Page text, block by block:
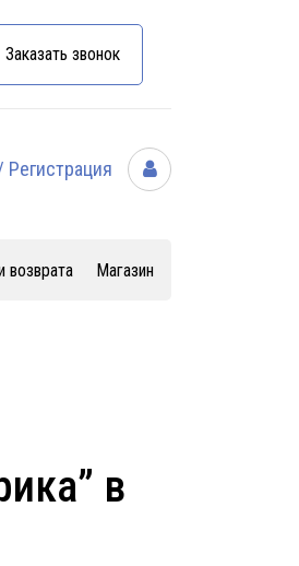
Заказать звонок
Регистрация
возврата Магазин
в